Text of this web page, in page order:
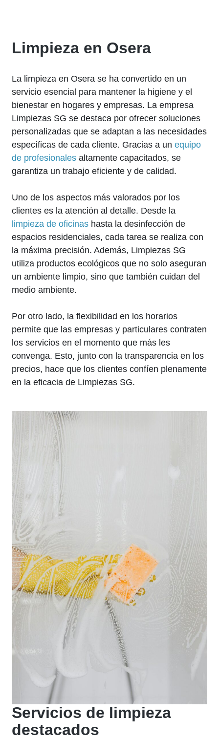
Limpieza en Osera
La limpieza en Osera se ha convertido en un
servicio esencial para mantener la higiene y el
bienestar en hogares y empresas. La empresa
Limpiezas SG se destaca por ofrecer soluciones
personalizadas que se adaptan a las necesidades
específicas de cada cliente. Gracias a un equipo
de profesionales altamente capacitados, se
garantiza un trabajo eficiente y de calidad.
Uno de los aspectos más valorados por los
clientes es la atención al detalle. Desde la
limpieza de oficinas hasta la desinfección de
espacios residenciales, cada tarea se realiza con
la máxima precisión. Además, Limpiezas SG
utiliza productos ecológicos que no solo aseguran
un ambiente limpio, sino que también cuidan del
medio ambiente.
Por otro lado, la flexibilidad en los horarios
permite que las empresas y particulares contraten
los servicios en el momento que más les
convenga. Esto, junto con la transparencia en los
precios, hace que los clientes confíen plenamente
en la eficacia de Limpiezas SG.
Servicios de limpieza
destacados